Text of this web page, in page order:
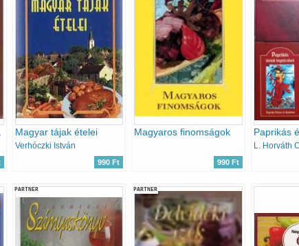
Magyar tájak ételei
Verhóczki István
990 Ft
Magyaros finomságok
990 Ft
PARTNER PARTNER